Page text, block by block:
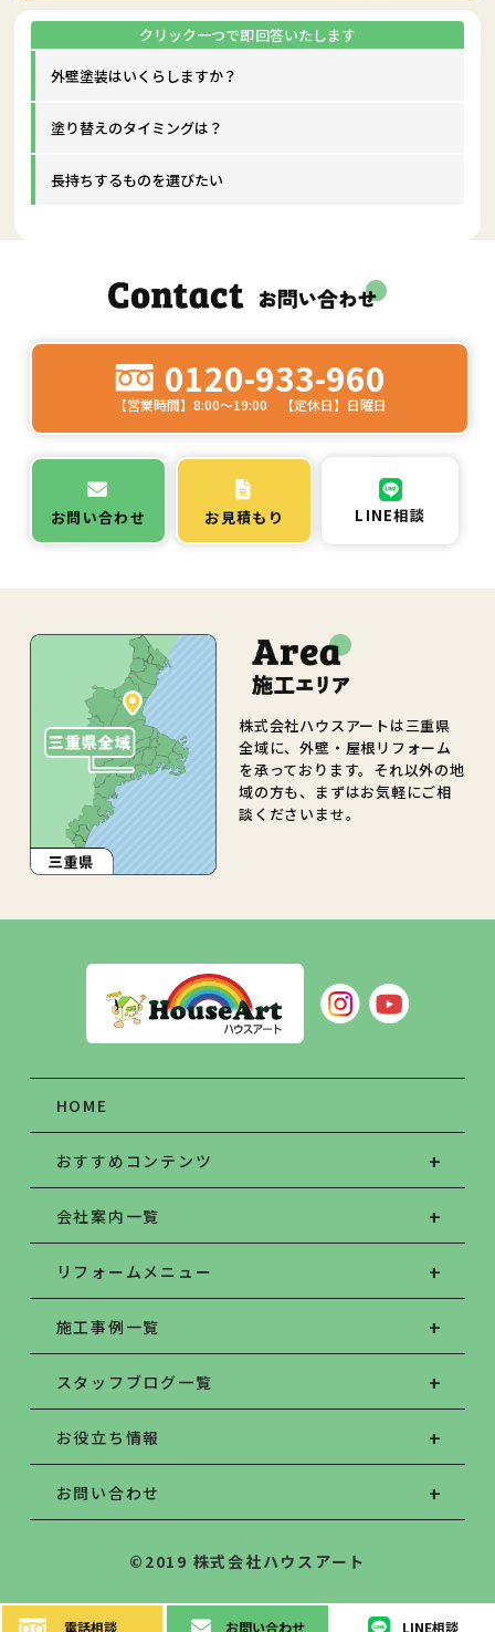
電話相談 お問い合わせ LINE相談
外壁塗装はいくらしますか？
塗り替えのタイミングは？
長持ちするものを選びたい
0120-933-960
【営業時間】8:00～19:00 【定休日】日曜日
お問い合わせ お見積もり LINE相談
株式会社ハウスアートは三重県
全域に、外壁・屋根リフォーム
を承っております。それ以外の地
域の方も、まずはお気軽にご相
談くださいませ。
HOME
おすすめコンテンツ
会社案内一覧
リフォームメニュー
施工事例一覧
スタッフブログ一覧
お役立ち情報
お問い合わせ
©2019 株式会社ハウスアート